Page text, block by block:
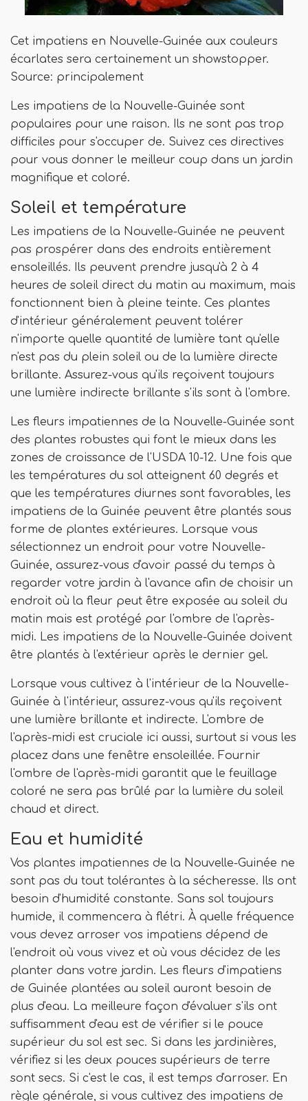
Cet impatiens en Nouvelle-Guinée aux couleurs
écarlates sera certainement un showstopper.
Source: principalement
Les impatiens de la Nouvelle-Guinée sont
populaires pour une raison. Ils ne sont pas trop
difficiles pour s'occuper de. Suivez ces directives
pour vous donner le meilleur coup dans un jardin
magnifique et coloré.
Soleil et température
Les impatiens de la Nouvelle-Guinée ne peuvent
pas prospérer dans des endroits entièrement
ensoleillés. Ils peuvent prendre jusqu'à 2 à 4
heures de soleil direct du matin au maximum, mais
fonctionnent bien à pleine teinte. Ces plantes
d'intérieur généralement peuvent tolérer
n'importe quelle quantité de lumière tant qu'elle
n'est pas du plein soleil ou de la lumière directe
brillante. Assurez-vous qu'ils reçoivent toujours
une lumière indirecte brillante s'ils sont à l'ombre.
Les fleurs impatiennes de la Nouvelle-Guinée sont
des plantes robustes qui font le mieux dans les
zones de croissance de l'USDA 10-12. Une fois que
les températures du sol atteignent 60 degrés et
que les températures diurnes sont favorables, les
impatiens de la Guinée peuvent être plantés sous
forme de plantes extérieures. Lorsque vous
sélectionnez un endroit pour votre Nouvelle-
Guinée, assurez-vous d'avoir passé du temps à
regarder votre jardin à l'avance afin de choisir un
endroit où la fleur peut être exposée au soleil du
matin mais est protégé par l'ombre de l'après-
midi. Les impatiens de la Nouvelle-Guinée doivent
être plantés à l'extérieur après le dernier gel.
Lorsque vous cultivez à l'intérieur de la Nouvelle-
Guinée à l'intérieur, assurez-vous qu'ils reçoivent
une lumière brillante et indirecte. L'ombre de
l'après-midi est cruciale ici aussi, surtout si vous les
placez dans une fenêtre ensoleillée. Fournir
l'ombre de l'après-midi garantit que le feuillage
coloré ne sera pas brûlé par la lumière du soleil
chaud et direct.
Eau et humidité
Vos plantes impatiennes de la Nouvelle-Guinée ne
sont pas du tout tolérantes à la sécheresse. Ils ont
besoin d'humidité constante. Sans sol toujours
humide, il commencera à flétri. À quelle fréquence
vous devez arroser vos impatiens dépend de
l'endroit où vous vivez et où vous décidez de les
planter dans votre jardin. Les fleurs d'impatiens
de Guinée plantées au soleil auront besoin de
plus d'eau. La meilleure façon d'évaluer s'ils ont
suffisamment d'eau est de vérifier si le pouce
supérieur du sol est sec. Si dans les jardinières,
vérifiez si les deux pouces supérieurs de terre
sont secs. Si c'est le cas, il est temps d'arroser. En
règle générale, si vous cultivez des impatiens de